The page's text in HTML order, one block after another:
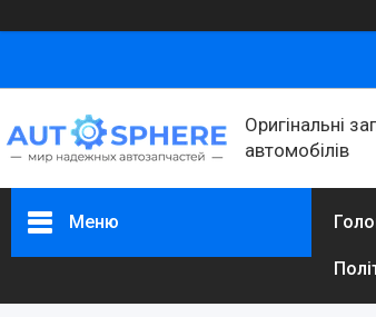
Оригінальні
автомобілів
Меню